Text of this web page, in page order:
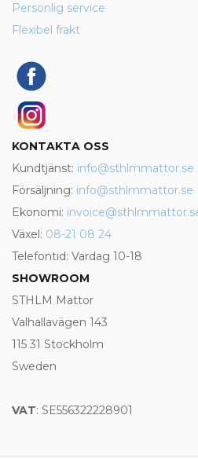
Personlig service
Flexibel frakt
KONTAKTA OSS
Kundtjänst: info@sthlmmattor.se
Försäljning: info@sthlmmattor.se
Ekonomi:
Växel: 08-21 08 24
Telefontid: Vardag 10-18
SHOWROOM
STHLM Mattor
Valhallavägen 143
115 31 Stockholm
Sweden
VAT: SE556322228901